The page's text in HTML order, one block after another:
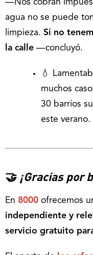
—Nos cobran
agua no se puede
limpieza. Si no
la calle —concluyó.
💧
muchos
30 barrios
este verano.
🤝 ¡Gracias por
En 8000 ofrecemos
independiente y
servicio gratuito